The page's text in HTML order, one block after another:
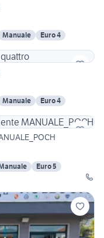
Manuale
Euro 4
Manuale
Euro 4
Euro 5